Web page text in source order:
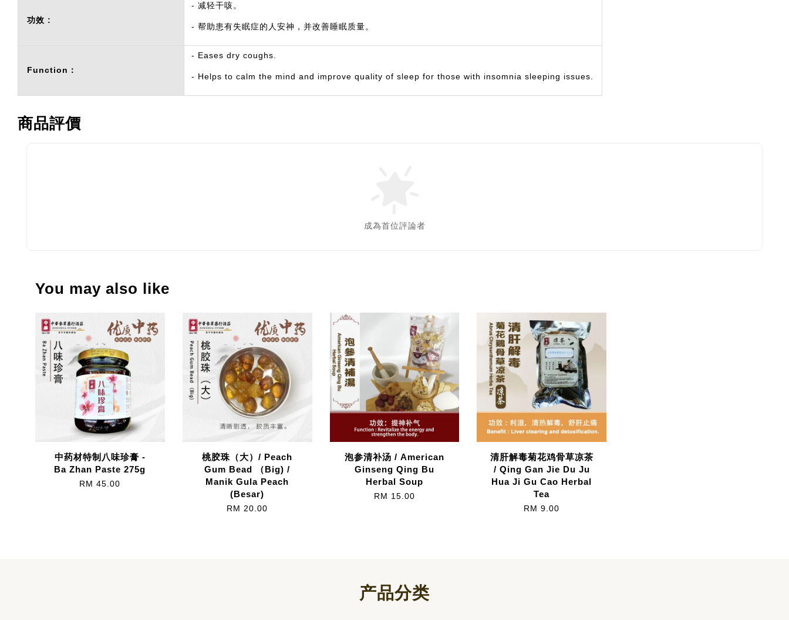
功效 :
- 减轻干咳。
- 帮助患有失眠症的人安神，并改善睡眠质量。
Function：
- Eases dry coughs.
- Helps to calm the mind and improve quality of sleep for those with insomnia sleeping issues.
商品評價
成為首位評論者
You may also like
中药材特制八味珍膏 -
Ba Zhan Paste 275g
RM 45.00
桃胶珠（大）/ Peach
Gum Bead （Big) /
Manik Gula Peach
(Besar)
RM 20.00
泡参清补汤 / American
Ginseng Qing Bu
Herbal Soup
RM 15.00
清肝解毒菊花鸡骨草凉茶
/ Qing Gan Jie Du Ju
Hua Ji Gu Cao Herbal
Tea
RM 9.00
产品分类